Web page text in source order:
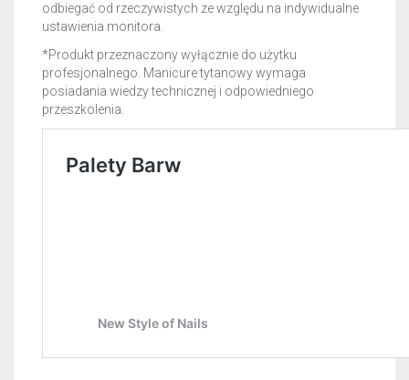
odbiegać od rzeczywistych ze względu na indywidualne
ustawienia monitora.
*Produkt przeznaczony wyłącznie do użytku
profesjonalnego. Manicure tytanowy wymaga
posiadania wiedzy technicznej i odpowiedniego
przeszkolenia.